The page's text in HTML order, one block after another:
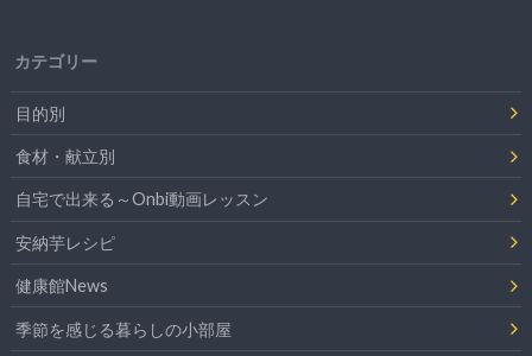
カテゴリー
目的別
食材・献立別
自宅で出来る～Onbi動画レッスン
安納芋レシピ
健康館News
季節を感じる暮らしの小部屋